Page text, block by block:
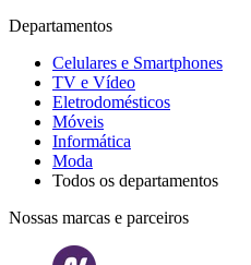
Departamentos
Celulares e Smartphones
TV e Vídeo
Eletrodomésticos
Móveis
Informática
Moda
Todos os departamentos
Nossas marcas e parceiros